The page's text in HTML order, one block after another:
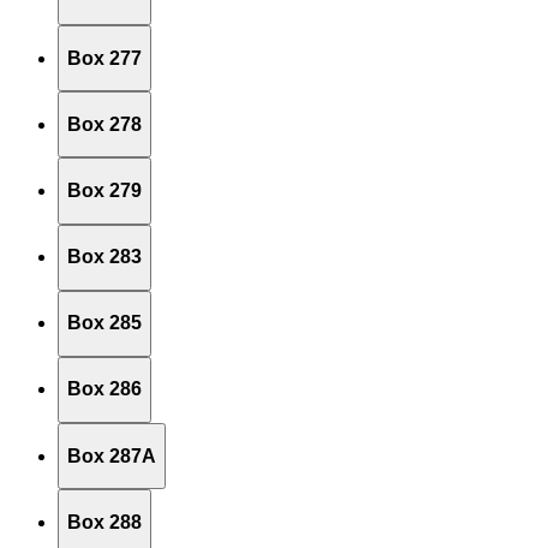
Box 277
Box 278
Box 279
Box 283
Box 285
Box 286
Box 287A
Box 288